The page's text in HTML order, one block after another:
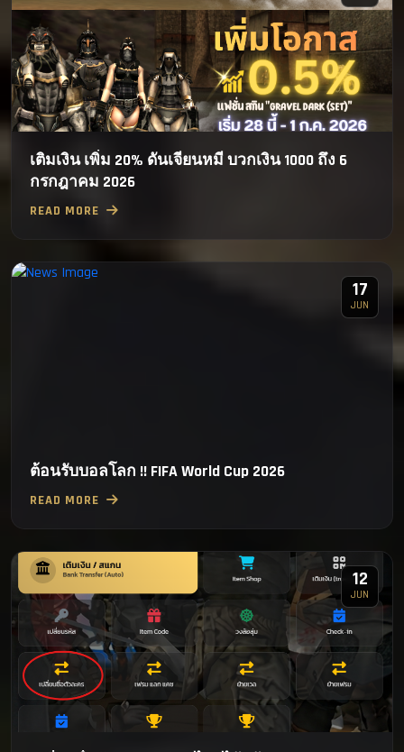
เติมเงิน เพิ่ม 20% ดันเจียนหมี บวกเงิน 1000 ถึง 6
กรกฎาคม 2026
READ MORE
17
JUN
ต้อนรับบอลโลก !! FIFA World Cup 2026
READ MORE
12
JUN